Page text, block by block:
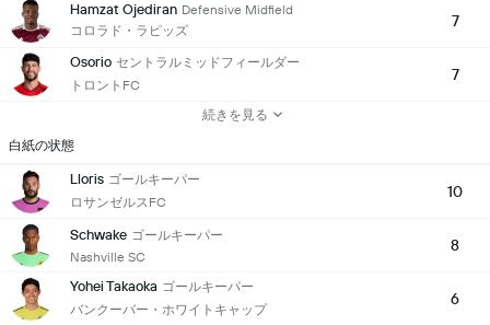
Hamzat Ojediran Defensive Midfield
コロラド・ラピッズ
7
Osorio セントラルミッドフィールダー
トロントFC
7
続きを見る
白紙の状態
Lloris ゴールキーパー
ロサンゼルスFC
10
Schwake ゴールキーパー
Nashville SC
8
Yohei Takaoka ゴールキーパー
バンクーバー・ホワイトキャップ
6